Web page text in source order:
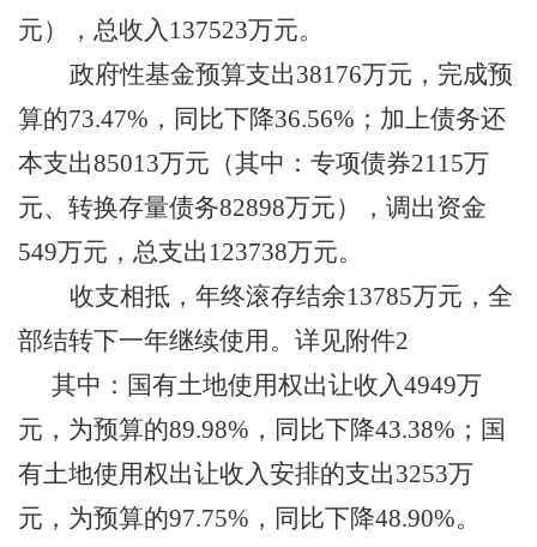
元） ， 总收入 137523万元。
政府性基金预算支出38176万元 ， 完成预
算的73.47% ，同比下降36.56% ； 加上债务还
本支出85013万元 （其中：专项债券2115万
元、转换存量债务82898万元），调出资金
549万元 ， 总支出 123738万元。
收支相抵，年终滚存结余13785万元 ， 全
部结转下一年继续使用 。 详见附件2
其中： 国有土地使用权出让收入4949万
元，为预算的89.98% ，同比下降43.38% ； 国
有土地使用权出让收入安排的支出3253万
元，为预算的97.75% ，同比下降48.90%。